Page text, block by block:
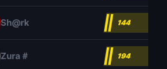
Sh@rk 144
Zura＃ 194